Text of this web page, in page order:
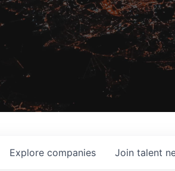
Explore companies Join talent